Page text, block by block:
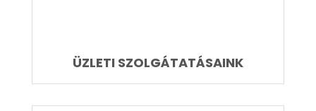
ÜZLETI SZOLGÁTATÁSAINK